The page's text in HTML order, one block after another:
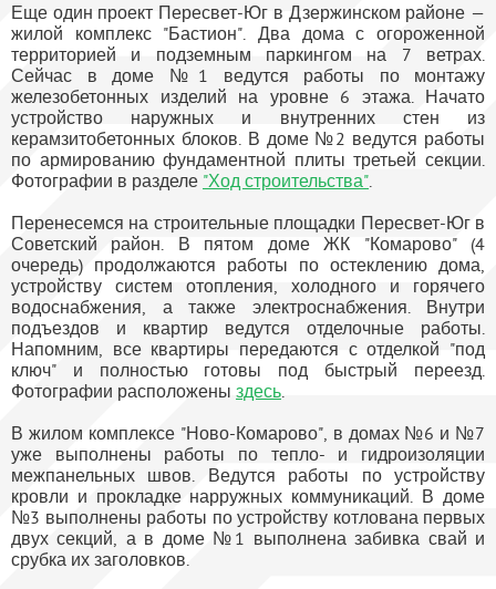
Еще один проект Пересвет-Юг в Дзержинском районе —
жилой комплекс "Бастион". Два дома с огороженной
территорией и подземным паркингом на 7 ветрах.
Сейчас в доме №1 ведутся работы по монтажу
железобетонных изделий на уровне 6 этажа. Начато
устройство наружных и внутренних стен из
керамзитобетонных блоков. В доме №2 ведутся работы
по армированию фундаментной плиты третьей секции.
Фотографии в разделе "Ход строительства".
Перенесемся на строительные площадки Пересвет-Юг в
Советский район. В пятом доме ЖК "Комарово" (4
очередь) продолжаются работы по остеклению дома,
устройству систем отопления, холодного и горячего
водоснабжения, а также электроснабжения. Внутри
подъездов и квартир ведутся отделочные работы.
Напомним, все квартиры передаются с отделкой "под
ключ" и полностью готовы под быстрый переезд.
Фотографии расположены здесь.
В жилом комплексе "Ново-Комарово", в домах №6 и №7
уже выполнены работы по тепло- и гидроизоляции
межпанельных швов. Ведутся работы по устройству
кровли и прокладке нарружных коммуникаций. В доме
№3 выполнены работы по устройству котлована первых
двух секций, а в доме №1 выполнена забивка свай и
срубка их заголовков.